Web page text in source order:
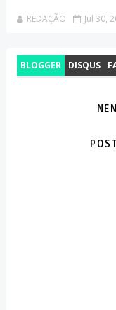
REDAÇÃO Jul 30,
BLOGGER DISQUS